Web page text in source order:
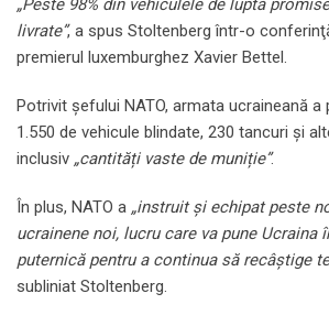
„Peste 98% din vehiculele de luptă
livrate”, a spus Stoltenberg într-o
premierul luxemburghez Xavier Bettel.
Potrivit șefului NATO, armata ucraineană
1.550 de vehicule blindate, 230 tancuri și
inclusiv „cantități vaste de muniție”.
În plus, NATO a „instruit și echipat peste
ucrainene noi, lucru care va pune Ucraina
puternică pentru a continua să recâștige
subliniat Stoltenberg.